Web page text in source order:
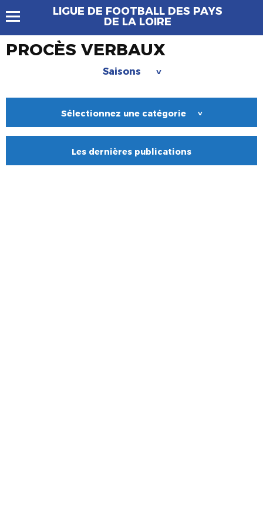
LIGUE DE FOOTBALL DES PAYS
DE LA LOIRE
PROCÈS VERBAUX
Saisons >
Sélectionnez une catégorie >
Les dernières publications